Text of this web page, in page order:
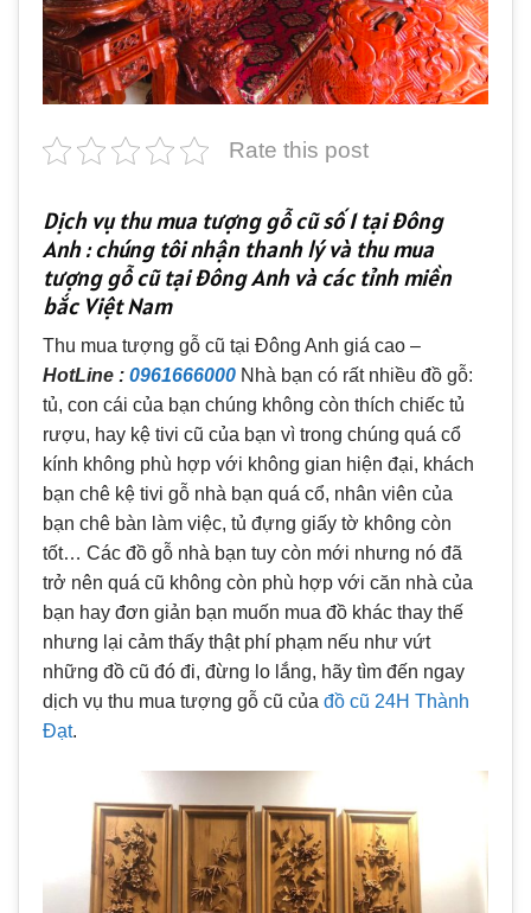
Rate this post
Dịch vụ thu mua tượng gỗ cũ số 1 tại Đông
Anh : chúng tôi nhận thanh lý và thu mua
tượng gỗ cũ tại Đông Anh và các tỉnh miền
bắc Việt Nam
Thu mua tượng gỗ cũ tại Đông Anh giá cao –
HotLine : 0961666000 Nhà bạn có rất nhiều đồ gỗ:
tủ, con cái của bạn chúng không còn thích chiếc tủ
rượu, hay kệ tivi cũ của bạn vì trong chúng quá cổ
kính không phù hợp với không gian hiện đại, khách
bạn chê kệ tivi gỗ nhà bạn quá cổ, nhân viên của
bạn chê bàn làm việc, tủ đựng giấy tờ không còn
tốt… Các đồ gỗ nhà bạn tuy còn mới nhưng nó đã
trở nên quá cũ không còn phù hợp với căn nhà của
bạn hay đơn giản bạn muốn mua đồ khác thay thế
nhưng lại cảm thấy thật phí phạm nếu như vứt
những đồ cũ đó đi, đừng lo lắng, hãy tìm đến ngay
dịch vụ thu mua tượng gỗ cũ của đồ cũ 24H Thành
Đạt.